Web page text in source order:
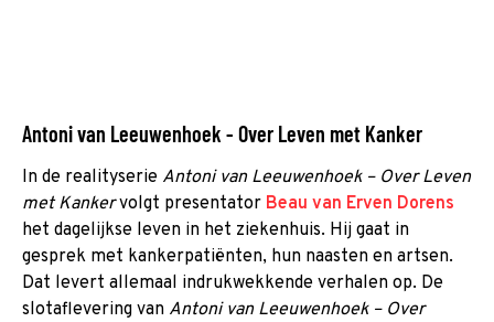
Antoni van Leeuwenhoek - Over Leven met Kanker
In de realityserie Antoni van Leeuwenhoek – Over Leven
met Kankervolgt presentator Beau van Erven Dorens
het dagelijkse leven in het ziekenhuis. Hij gaat in
gesprek met kankerpatiënten, hun naasten en artsen.
Dat levert allemaal indrukwekkende verhalen op. De
slotaflevering van Antoni van Leeuwenhoek – Over